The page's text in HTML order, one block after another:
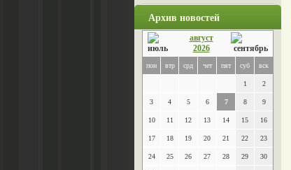
Архив новостей
август
2026
пон втр срд чет пят суб вск
1 2
3 4 5 6 7 8 9
10 11 12 13 14 15 16
17 18 19 20 21 22 23
24 25 26 27 28 29 30